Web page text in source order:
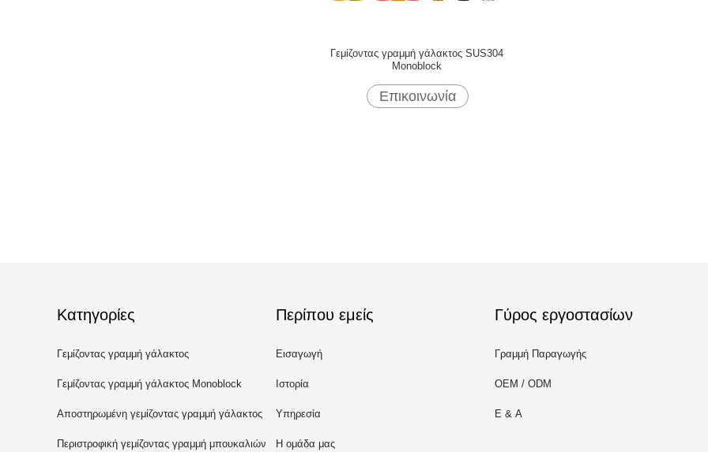
Γεμίζοντας γραμμή γάλακτος SUS304
Monoblock
Επικοινωνία
Κατηγορίες
Γεμίζοντας γραμμή γάλακτος
Γεμίζοντας γραμμή γάλακτος Monoblock
Αποστηρωμένη γεμίζοντας γραμμή γάλακτος
Περιστροφική γεμίζοντας γραμμή μπουκαλιών
Περίπου εμείς
Εισαγωγή
Ιστορία
Υπηρεσία
Η ομάδα μας
Γύρος εργοστασίων
Γραμμή Παραγωγής
OEM / ODM
Ε & Α